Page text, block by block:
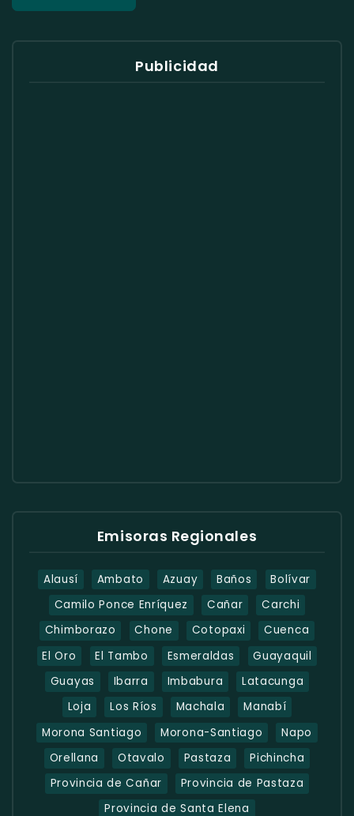
Publicidad
Emisoras Regionales
Alausí Ambato Azuay Baños
Bolívar
Camilo Ponce Enríquez
Cañar
Carchi
Chimborazo
Chone Cotopaxi
Cuenca
El Oro
El Tambo Esmeraldas
Guayaquil
Guayas
Ibarra Imbabura
Latacunga
Loja
Los Ríos Machala
Manabí
Morona Santiago
Morona-Santiago
Napo
Orellana
Otavalo Pastaza
Pichincha
Provincia de Cañar
Provincia de Pastaza
Provincia de Santa Elena